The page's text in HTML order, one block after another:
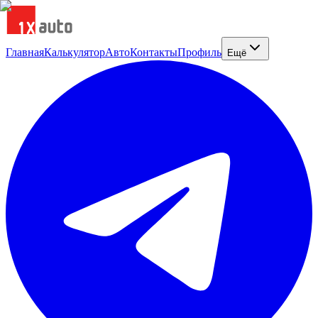
ГлавнаяКалькуляторАвтоКонтактыПрофиль Ещё